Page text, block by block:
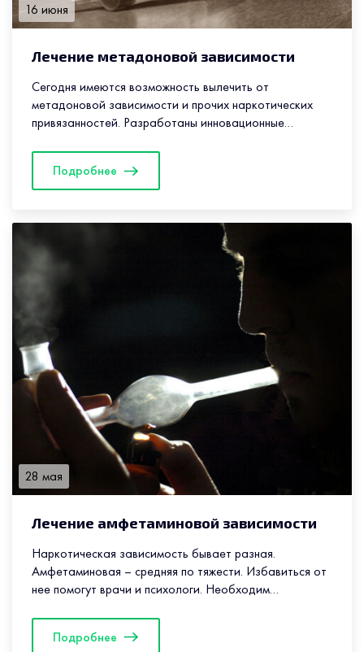
16 июня
Лечение метадоновой зависимости
Сегодня имеются возможность вылечить от
метадоновой зависимости и прочих наркотических
привязанностей. Разработаны инновационные
этом главное – психологическая помощь и настрой
пациента
Подробнее
28 мая
Лечение амфетаминовой зависимости
Наркотическая зависимость бывает разная.
Амфетаминовая – средняя по тяжести. Избавиться от
нее помогут врачи и психологи. Необходим
вылечиться быстро и наиболее эффективно можно в
реабилитационном центре.
Подробнее